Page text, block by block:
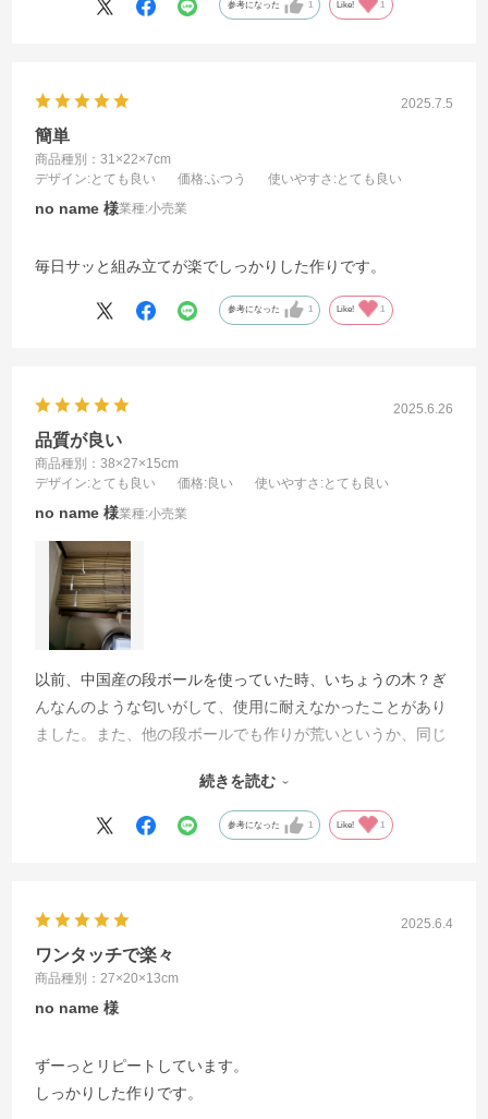
参考になった 1 Like! 1
2025.7.5
簡単
商品種別：31×22×7cm
デザイン:とても良い 価格:ふつう 使いやすさ :とても良い
no name 業種:小売業
毎日サッと組み立てが楽でしっかりした作りです。
参考になった 1 Like! 1
2025.6.26
品質が良い
商品種別：38×27×15cm
デザイン:とても良い 価格:良い 使いやすさ :とても良い
no name 業種:小売業
以前、中国産の段ボールを使っていた時、いちょうの木？ぎ
んなんのような匂いがして、使用に耐えなかったことがあり
ました。また、他の段ボールでも作りが荒いというか、同じ
単で、ホームセンターで買う値段位で購入できるので、いつ
も購入しています。
続きを読む
参考になった 1 Like! 1
2025.6.4
ワンタッチで楽々
商品種別：27×20×13cm
no name
ずーっとリピートしています。
しっかりした作りです。